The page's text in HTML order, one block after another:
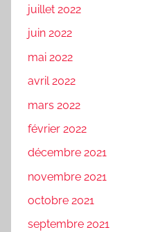
juillet 2022
juin 2022
mai 2022
avril 2022
mars 2022
février 2022
décembre 2021
novembre 2021
octobre 2021
septembre 2021